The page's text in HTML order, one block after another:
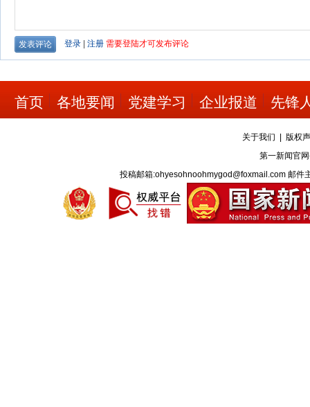
首页 各地要闻 党建学习 企业报道 先锋
关于我们
版权
第一新闻官
投稿邮箱:ohyesohnoohmygod@foxmail.com 邮件